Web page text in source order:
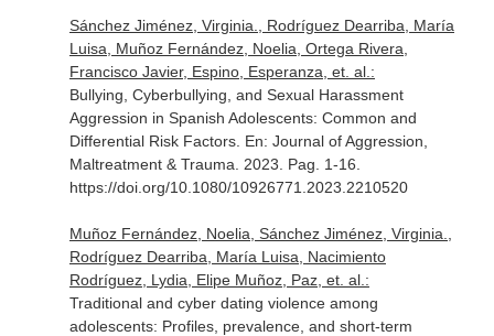
Sánchez Jiménez, Virginia., Rodríguez Dearriba, María
Luisa, Muñoz Fernández, Noelia, Ortega Rivera,
Francisco Javier, Espino, Esperanza, et. al.:
Bullying, Cyberbullying, and Sexual Harassment
Aggression in Spanish Adolescents: Common and
Differential Risk Factors. En: Journal of Aggression,
Maltreatment & Trauma . 2023. Pag. 1-16.
https://doi.org/10.1080/10926771.2023.2210520
Muñoz Fernández, Noelia, Sánchez Jiménez, Virginia.,
Rodríguez Dearriba, María Luisa, Nacimiento
Rodríguez, Lydia, Elipe Muñoz, Paz, et. al.:
Traditional and cyber dating violence among
adolescents: Profiles, prevalence, and short-term